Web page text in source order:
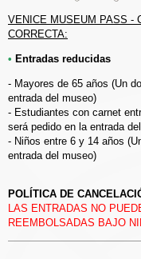
VENICE MUSEUM PASS -
CORRECTA:
Entradas reducidas
- Mayores de 65 años (Un
entrada del museo)
- Estudiantes con carnet
será pedido en la entrada
- Niños entre 6 y 14 años
entrada del museo)
POLÍTICA DE
LAS ENTRADAS NO
REEMBOLSADAS BAJO